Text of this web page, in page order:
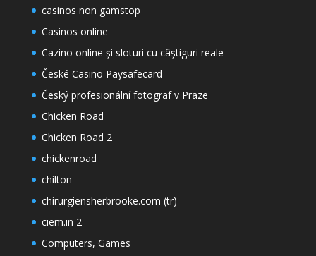
casinos non gamstop
Casinos online
Cazino online și sloturi cu câștiguri reale
České Casino Paysafecard
Český profesionální fotograf v Praze
Chicken Road
Chicken Road 2
chickenroad
chilton
chirurgiensherbrooke.com (tr)
ciem.in 2
Computers, Games